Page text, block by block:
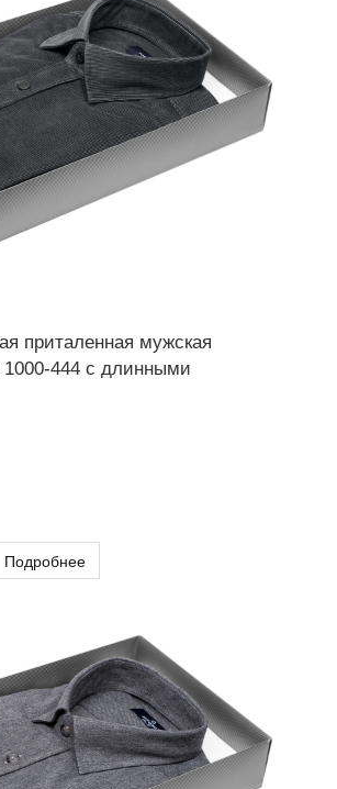
приталенная мужская
1000-444 с длинными
Подробнее